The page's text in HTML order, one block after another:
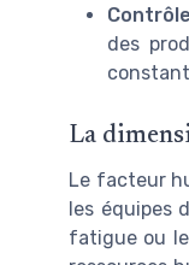
des
La
Le facteur
les équipes
fatigue ou